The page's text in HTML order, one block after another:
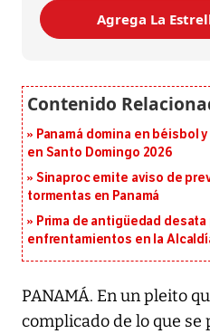
Agrega La
Panamá domina en béisbol
en Santo Domingo 2026
Sinaproc emite aviso de
tormentas en Panamá
Prima de antigüedad
enfrentamientos en la
PANAMÁ. En un pleito
complicado de lo que se